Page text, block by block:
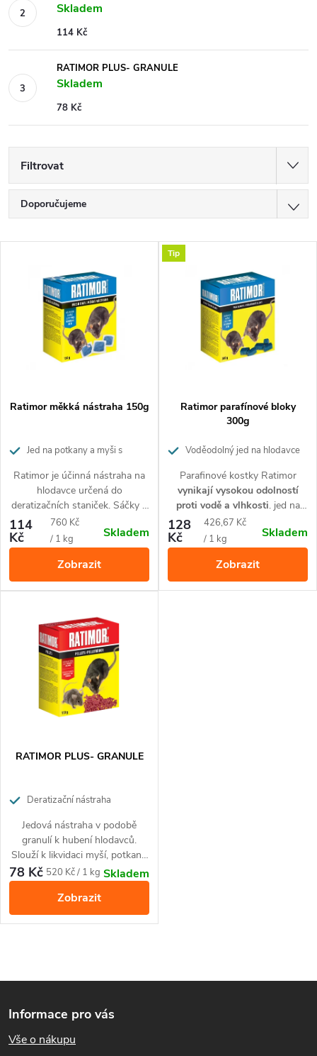
Skladem
114 Kč
RATIMOR PLUS- GRANULE
Skladem
78 Kč
Filtrovat
Ř
a
p
o
u
k
t
Doporučujeme
Nejprodávanější
Abecedně
p
r
o
d
u
k
Ratimor měkká nástraha 150g
Jed na potkany a myši s
Ratimor je účinná nástraha na
hlodavce určená do
deratizačních staniček. Sáčky s
obsahem antikoagulantu
působí proti myším, potkanům
a krysám a to i proti těm, které
jiným nástrahám odolávají.
Balení 150 g.
114
Kč
Měrná
cena:
760 Kč
/ 1 kg
Skladem
Zobrazit
Tip
Ratimor parafínové bloky
300g
Voděodolný jed na hlodavce
Parafinové kostky Ratimor
vynikají vysokou odolností
proti vodě a vlhkosti. jed na
hlodavce je určený pro použití v
deratizačních staničkách.
Působí proti myším, potkanům
a krysám.
128
Kč
Měrná
cena:
426,67 Kč
/ 1 kg
Skladem
Zobrazit
RATIMOR PLUS- GRANULE
Deratizační nástraha
Jedová nástraha v podobě
granulí k hubení hlodavců.
Slouží k likvidaci myší, potkanů
a krys uvnitř budov a jejich
bezprostřední blízkosti.
78 Kč Měrná
520 Kč / 1 kg Skladem
Zobrazit
l
áInformace pro vás
Vše o nákupu